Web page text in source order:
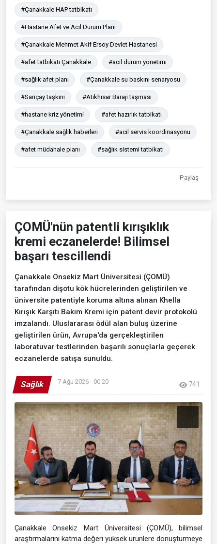
#Çanakkale HAP tatbikatı
#Hastane Afet ve Acil Durum Planı
#Çanakkale Mehmet Akif Ersoy Devlet Hastanesi
#afet tatbikatı Çanakkale #acil durum yönetimi
#sağlık afet planı #Çanakkale su baskını senaryosu
#Sarıçay taşkını #Atikhisar Barajı taşması
#hastane kriz yönetimi #afet hazırlık tatbikatı
#Çanakkale sağlık haberleri #acil servis koordinasyonu
#afet müdahale planı #sağlık sistemi tatbikatı
Paylaş
ÇOMÜ'nün patentli kırışıklık
kremi eczanelerde! Bilimsel
başarı tescillendi
Çanakkale Onsekiz Mart Üniversitesi (ÇOMÜ)
tarafından dişotu kök hücrelerinden geliştirilen ve
üniversite patentiyle koruma altına alınan Khella
Kırışık Karşıtı Bakım Kremi için patent devir protokolü
imzalandı. Uluslararası ödül alan buluş üzerine
geliştirilen ürün, Avrupa'da gerçekleştirilen
laboratuvar testlerinden başarılı sonuçlarla geçerek
eczanelerde satışa sunuldu.
Sağlık 7 Ağu 2026 - 00:20 741
Çanakkale Onsekiz Mart Üniversitesi (ÇOMÜ), bilimsel
araştırmalarını katma değeri yüksek ürünlere dönüştürmeye